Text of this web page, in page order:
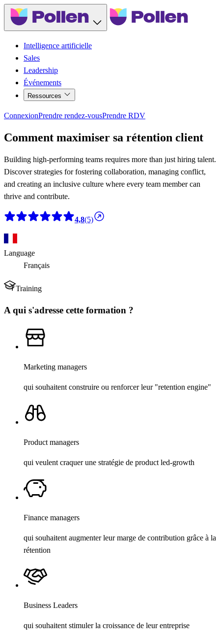
Intelligence artificielle
Sales
Leadership
Événements
Ressources
ConnexionPrendre rendez-vousPrendre RDV
Comment maximiser sa rétention client
Building high-performing teams requires more than just hiring talent.
Discover strategies for fostering collaboration, managing conflict,
and creating an inclusive culture where every team member can
thrive and contribute.
4,8(5)
Language
Français
Training
A qui s'adresse cette formation ?
Marketing managers
qui souhaitent construire ou renforcer leur "retention engine"
Product managers
qui veulent craquer une stratégie de product led-growth
Finance managers
qui souhaitent augmenter leur marge de contribution grâce à la
rétention
Business Leaders
qui souhaitent stimuler la croissance de leur entreprise